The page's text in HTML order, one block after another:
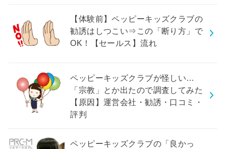
【体験前】ペッピーキッズクラブの
勧誘はしつこい⇒この「断り方」で
OK！【セールス】流れ
ペッピーキッズクラブが怪しい…
「宗教」とか出たので調査してみた
【原因】運営会社・勧誘・口コミ・
評判
ペッピーキッズクラブの「良かっ